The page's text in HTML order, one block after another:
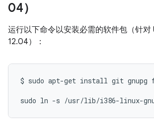
04）
运行以下命令以安装必需的软件包（针对
12.04）：
$ sudo apt-get install git gnupg
sudo ln -s /usr/lib/i386-linux-